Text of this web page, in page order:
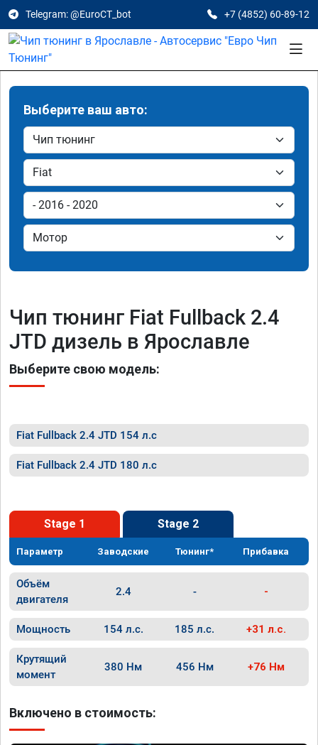
Telegram: @EuroCT_bot +7 (4852) 60-89-12
Выберите ваш авто:
Чип тюнинг Fiat Fullback 2.4
JTD дизель в Ярославле
Выберите свою модель:
Fiat Fullback 2.4 JTD 154 л.с
Fiat Fullback 2.4 JTD 180 л.с
Stage 1 Stage 2
Параметр Заводские Тюнинг* Прибавка
Объём
двигателя
2.4 - -
Мощность 154 л.с. 185 л.с. +31 л.с.
Крутящий
момент
380 Нм 456 Нм +76 Нм
Включено в стоимость: